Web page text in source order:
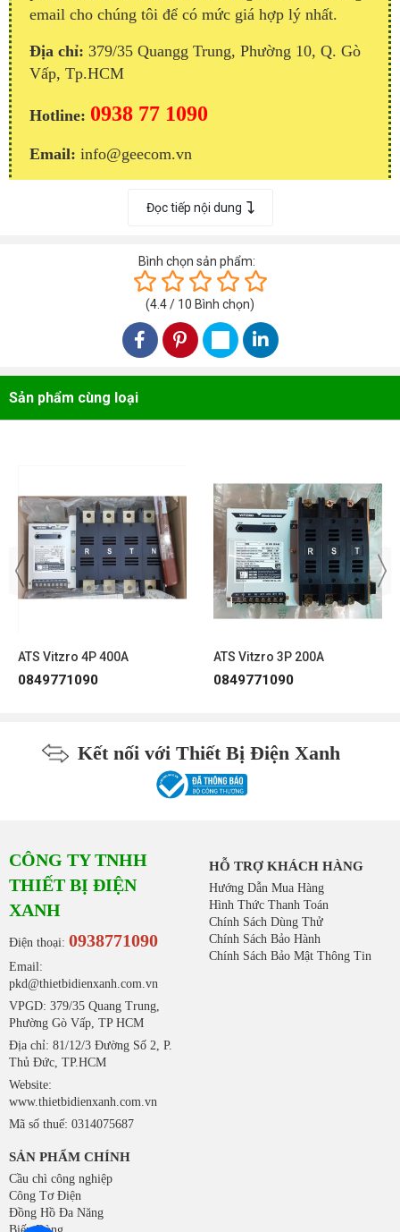
email cho chúng tôi để có mức giá hợp lý nhất.
Địa chỉ: 379/35 Quangg Trung, Phường 10, Q. Gò
Vấp, Tp.HCM
Hotline: 0938 77 1090
Email: info@geecom.vn
Đọc tiếp nội dung
Bình chọn sản phẩm:
(4.4/ 10 Bình chọn)
Sản phẩm cùng loại
ATS Vitzro 4P 400A
0849771090
ATS Vitzro 3P 200A
0849771090
Kết nối với Thiết Bị Điện Xanh
CÔNG TY TNHH
THIẾT BỊ ĐIỆN
XANH
Điện thoại: 0938771090
Email:
pkd@thietbidienxanh.com.vn
VPGD: 379/35 Quang Trung,
Phường Gò Vấp, TP HCM
Địa chỉ: 81/12/3 Đường Số 2, P.
Thủ Đức, TP.HCM
Website:
www.thietbidienxanh.com.vn
Mã số thuế: 0314075687
HỖ TRỢ KHÁCH HÀNG
Hướng Dẫn Mua Hàng
Hình Thức Thanh Toán
Chính Sách Dùng Thử
Chính Sách Bảo Hành
Chính Sách Bảo Mật Thông Tin
SẢN PHẨM CHÍNH
Cầu chì công nghiệp
Công Tơ Điện
Đồng Hồ Đa Năng
Biến Dòng